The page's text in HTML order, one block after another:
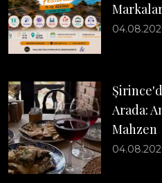
Arada:
Mahzen